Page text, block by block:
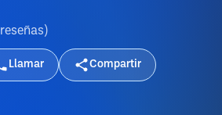
reseñas )
Llamar Compartir